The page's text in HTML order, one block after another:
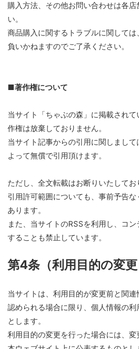
購入方法、その他お問い合わせは各店
い。
商品購入に関するトラブルに関して
負いかねますのでご了承ください。
■著作権について
当サイト「ちゃぶの森」に掲載され
作権は放棄しておりません。
当サイト記事からの引用に関しまし
よって無償で引用頂けます。
ただし、全文転載はお断りいたしてお
引用許可範囲についても、事前予告
あります。
また、当サイトのRSSを利用し、コ
することも禁止しています。
第4条（利用目的の変更
当サイトは、利用目的が変更前と関
認められる場合に限り、個人情報の
とします。
利用目的の変更を行った場合には、変